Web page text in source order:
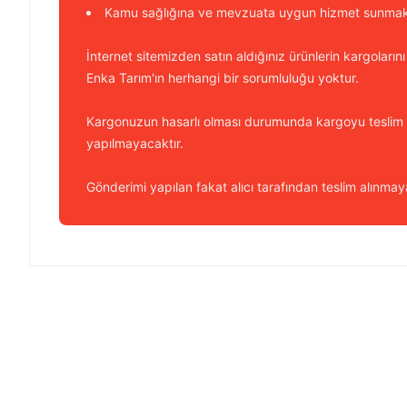
Kamu sağlığına ve mevzuata uygun hizmet
İnternet sitemizden satın aldığınız ürünlerin
Enka Tarım'ın herhangi bir sorumluluğu yoktur.
Kargonuzun hasarlı olması durumunda kargoyu teslim
yapılmayacaktır.
Gönderimi yapılan fakat alıcı tarafından teslim